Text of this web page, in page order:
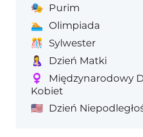
🎭 Purim
🏊 Olimpiada
🎊 Sylwester
🤱 Dzień Matki
♀️
Międzynarodowy
Kobiet
🇺🇸 Dzień